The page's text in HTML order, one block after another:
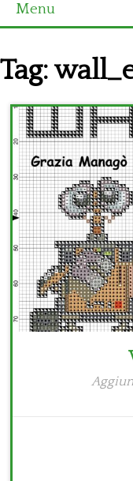
Menu
Ultimi schemi
Alfabeto
Bambini
Disney
Thun
Tag: